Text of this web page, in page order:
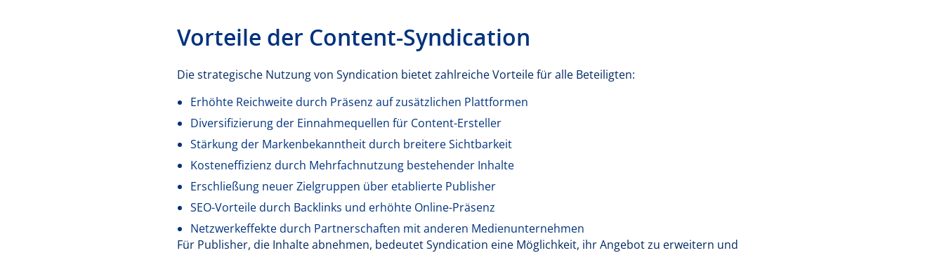
Vorteile der Content-Syndication
Die strategische Nutzung von Syndication bietet zahlreiche Vorteile für alle Beteiligten:
Erhöhte Reichweite durch Präsenz auf zusätzlichen Plattformen
Diversifizierung der Einnahmequellen für Content-Ersteller
Stärkung der Markenbekanntheit durch breitere Sichtbarkeit
Kosteneffizienz durch Mehrfachnutzung bestehender Inhalte
Erschließung neuer Zielgruppen über etablierte Publisher
SEO-Vorteile durch Backlinks und erhöhte Online-Präsenz
Netzwerkeffekte durch Partnerschaften mit anderen Medienunternehmen
Für Publisher, die Inhalte abnehmen, bedeutet Syndication eine Möglichkeit, ihr Angebot zu erweitern und